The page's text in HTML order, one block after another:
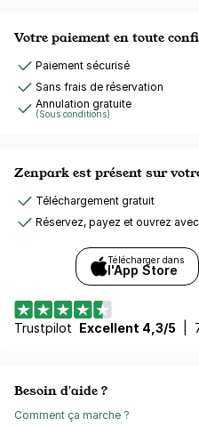
Votre paiement en toute
Paiement sécurisé
Sans frais de réservation
Annulation gratuite
(Sous conditions)
Zenpark est présent sur
Téléchargement gratuit
Réservez, payez et ouvrez
Télécharger dans
l'App Store
Trustpilot Excellent 4,3/5
Besoin d'aide ?
Comment ça marche ?